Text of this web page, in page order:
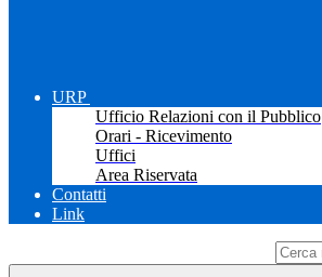
URP
Ufficio Relazioni con il Pubblico
Orari - Ricevimento
Uffici
Area Riservata
Contatti
Link